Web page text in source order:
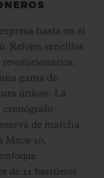
hasta en el
Relojes sencillos
revolucionarios:
gama de
únicos. La
cronógrafo
de marcha
Meca-10,
de 11 barriletes